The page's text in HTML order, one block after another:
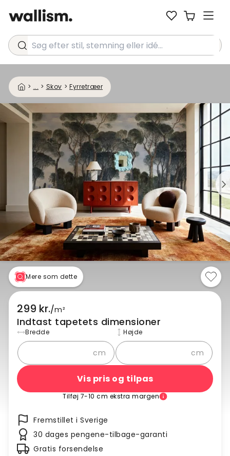
Søg efter stil, stemning eller idé...
> ... > Skov > Fyrretræer
Mere som dette
299 kr./m²
Indtast tapetets dimensioner
Bredde
cm
Højde
cm
Vis pris og tilpas
Tilføj 7-10 cm ekstra margen
Fremstillet i Sverige
30 dages pengene-tilbage-garanti
Gratis forsendelse